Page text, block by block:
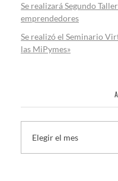
Se realizará Segundo
emprendedores
Se realizó el Seminario
las MiPymes»